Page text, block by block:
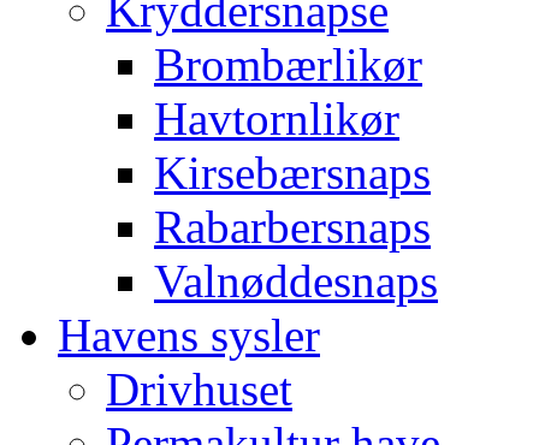
Brombærlikør
Havtornlikør
Kirsebærsnaps
Rabarbersnaps
Valnøddesnaps
Havens sysler
Drivhuset